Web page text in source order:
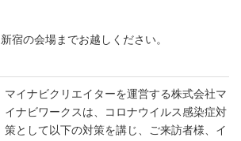
新宿の会場までお越しください。
マイナビクリエイターを運営する株式会社マ
イナビワークスは、コロナウイルス感染症対
策として以下の対策を講じ、ご来訪者様、イ